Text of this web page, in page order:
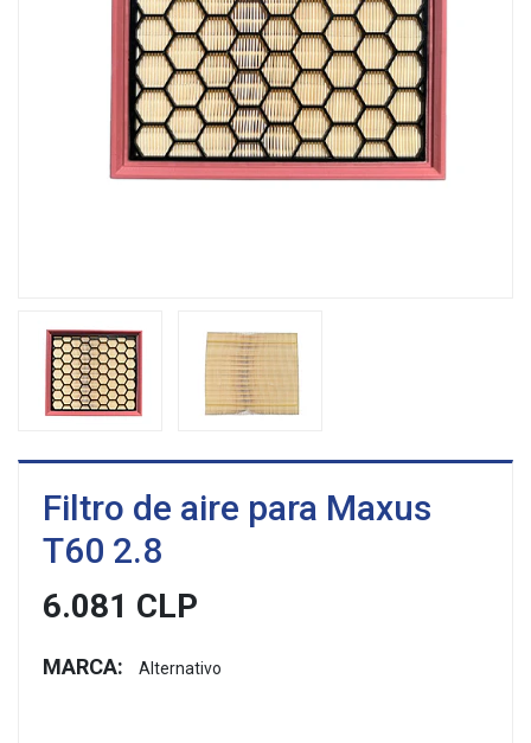
Filtro de aire para Maxus
T60 2.8
6.081 CLP
MARCA: Alternativo